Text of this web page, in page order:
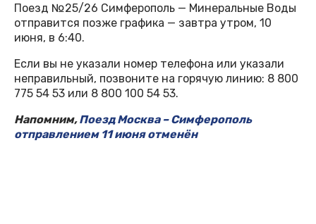
Поезд №25/26 Симферополь — Минеральные Воды
отправится позже графика — завтра утром, 10
июня, в 6:40.
Если вы не указали номер телефона или указали
неправильный, позвоните на горячую линию: 8 800
775 54 53 или 8 800 100 54 53.
Напомним,Поезд Москва – Симферополь
отправлением 11 июня отменён